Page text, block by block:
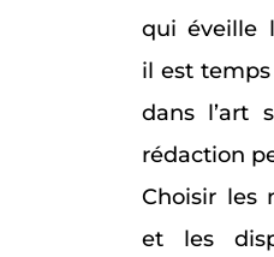
qui éveille
il est
dans l’art
rédaction
Choisir les
et les